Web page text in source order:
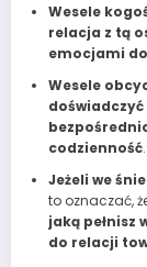
Wesele
relacja z tą
emocjami
Wesele
codzienność.
Jeżeli we
to oznaczać,
jaką pełnisz
do relacji